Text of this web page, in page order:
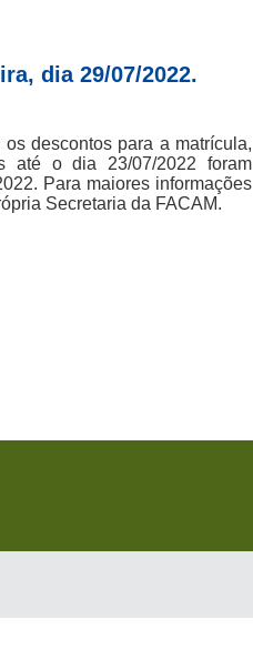
dia 29/07/2022.
descontos para a matrícula,
até o dia 23/07/2022 foram
Para maiores informações
Secretaria da FACAM.